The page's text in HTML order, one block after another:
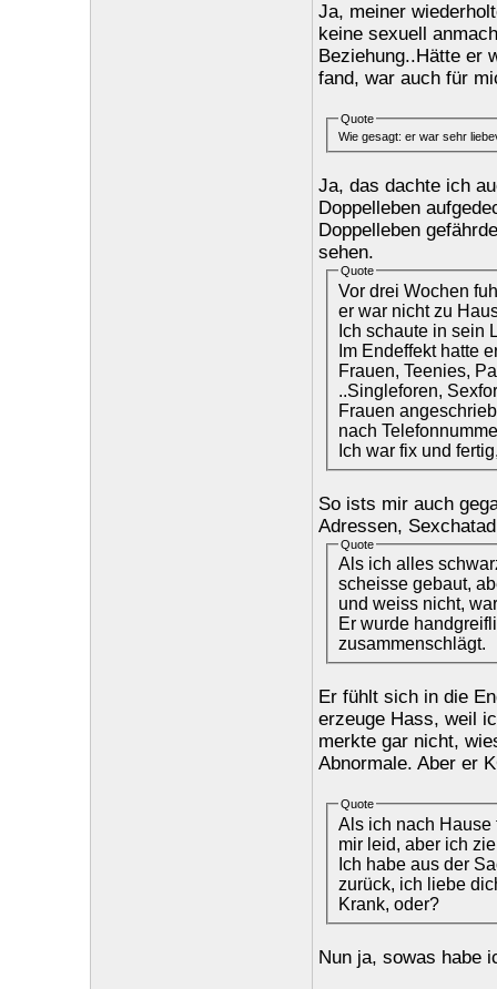
Ja, meiner
keine sexuell
Beziehung..Hätte er
fand, war auch für
Quote
Wie gesagt: er war sehr
Ja, das dachte ich
Doppelleben
Doppelleben
sehen.
Quote
Vor drei Wochen
er war nicht zu
Ich schaute in sein
Im Endeffekt hatte
Frauen, Teenies,
..Singleforen,
Frauen
nach
Ich war fix und
So ists mir auch
Adressen,
Quote
Als ich alles
scheisse gebaut,
und weiss nicht,
Er wurde
zusammenschlägt.
Er fühlt sich in die
erzeuge Hass, weil
merkte gar nicht,
Abnormale. Aber er
Quote
Als ich nach Hause
mir leid, aber ich
Ich habe aus der
zurück, ich liebe
Krank, oder?
Nun ja, sowas habe